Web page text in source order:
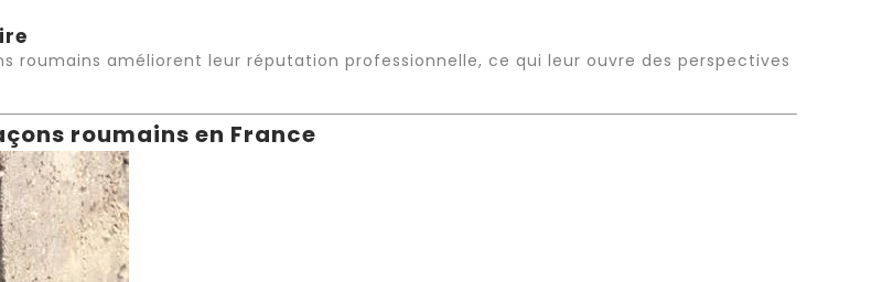
roumains améliorent leur réputation professionnelle, ce qui leur ouvre des perspectives
roumains en France